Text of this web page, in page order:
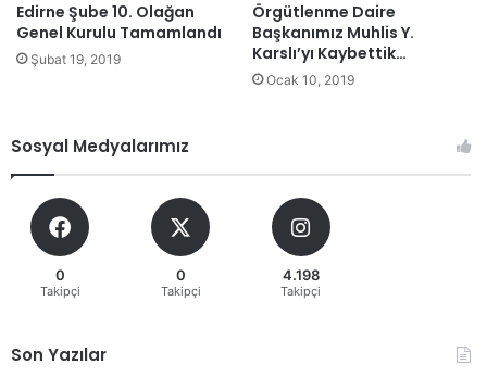
Edirne Şube 10. Olağan
Genel Kurulu Tamamlandı
Şubat 19, 2019
Örgütlenme Daire
Başkanımız Muhlis Y.
Karslı’yı Kaybettik…
Ocak 10, 2019
Sosyal Medyalarımız
0
Takipçi
0
Takipçi
4.198
Takipçi
Son Yazılar